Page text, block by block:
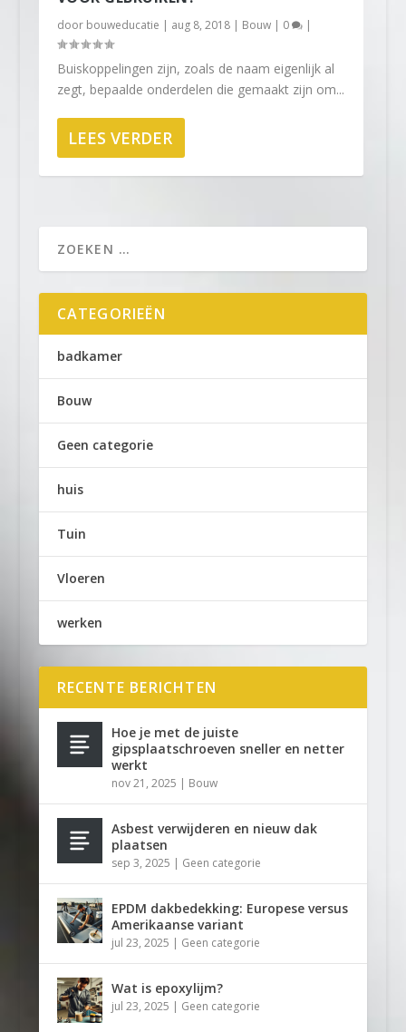
door bouweducatie | aug 8, 2018| Bouw| 0 |
Buiskoppelingen zijn, zoals de naam eigenlijk al
zegt, bepaalde onderdelen die gemaakt zijn om...
LEES VERDER
CATEGORIEËN
badkamer
Bouw
Geen categorie
huis
Tuin
Vloeren
werken
RECENTE BERICHTEN
Hoe je met de juiste
gipsplaatschroeven sneller en netter
werkt
nov 21, 2025 | Bouw
Asbest verwijderen en nieuw dak
plaatsen
sep 3, 2025 | Geen categorie
EPDM dakbedekking: Europese versus
Amerikaanse variant
jul 23, 2025 | Geen categorie
Wat is epoxylijm?
jul 23, 2025 | Geen categorie